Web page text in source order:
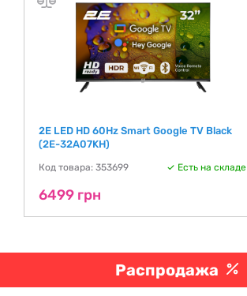
2E LED HD 60Hz Smart Google TV Black
(2E-32A07KH)
Код товара: 353699 Есть на складе
6499 грн
Распродажа